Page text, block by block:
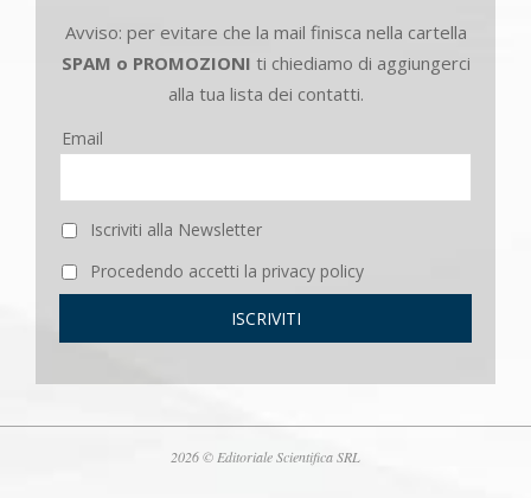
Avviso: per evitare che la mail finisca nella cartella
SPAM o PROMOZIONI ti chiediamo di aggiungerci
alla tua lista dei contatti.
Email
Iscriviti alla Newsletter
Procedendo accetti la privacy policy
2026 © Editoriale Scientifica SRL